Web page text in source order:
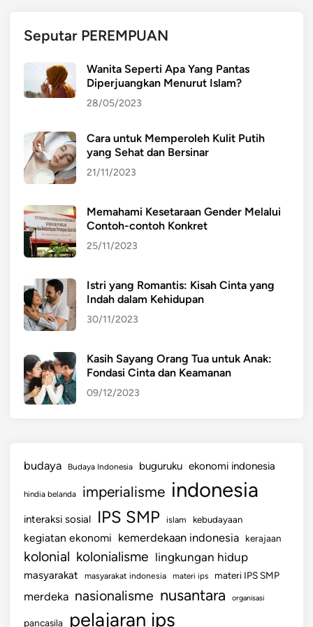
Seputar PEREMPUAN
Wanita Seperti Apa Yang Pantas
Diperjuangkan Menurut Islam?
28/05/2023
Cara untuk Memperoleh Kulit Putih
yang Sehat dan Bersinar
21/11/2023
Memahami Kesetaraan Gender Melalui
Contoh-contoh Konkret
25/11/2023
Istri yang Romantis: Kisah Cinta yang
Indah dalam Kehidupan
30/11/2023
Kasih Sayang Orang Tua untuk Anak:
Fondasi Cinta dan Keamanan
09/12/2023
budaya Budaya Indonesia buguruku ekonomi indonesia
hindia belanda imperialisme indonesia
interaksi sosial IPS SMP islam kebudayaan
kegiatan ekonomi kemerdekaan indonesia kerajaan
kolonial kolonialisme lingkungan hidup
masyarakat masyarakat indonesia materi ips materi IPS SMP
merdeka nasionalisme nusantara organisasi
pancasila pelajaran ips